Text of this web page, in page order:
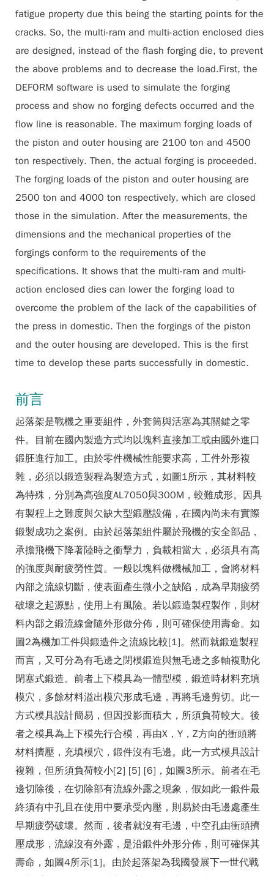
fatigue property due this being the starting points for the
cracks. So, the multi-ram and multi-action enclosed dies
are designed, instead of the flash forging die, to prevent
the above problems and to decrease the load.First, the
DEFORM software is used to simulate the forging
process and show no forging defects occurred and the
flow line is reasonable. The maximum forging loads of
the piston and outer housing are 2100 ton and 4500
ton respectively. Then, the actual forging is proceeded.
The forging loads of the piston and outer housing are
2500 ton and 4000 ton respectively, which are closed
those in the simulation. After the measurements, the
dimensions and the mechanical properties of the
forgings conform to the requirements of the
specifications. It shows that the multi-ram and multi-
action enclosed dies can lower the forging load to
overcome the problem of the lack of the capabilities of
the press in domestic. Then the forgings of the piston
and the outer housing are developed. This is the first
time to develop these parts successfully in domestic.
前言
起落架是戰機之重要組件，外套筒與活塞為其關鍵之零
件。目前在國內製造方式均以塊料直接加工或由國外進口
鍛胚進行加工。由於零件機械性能要求高，工件外形複
雜，必須以鍛造製程為製造方式，如圖1所示，其材料較
為特殊，分別為高強度AL7050與300M，較難成形。因具
有製程上之難度與欠缺大型鍛壓設備，在國內尚未有實際
鍛製成功之案例。由於起落架組件屬於飛機的安全部品，
承擔飛機下降著陸時之衝擊力，負載相當大，必須具有高
的強度與耐疲勞性質。一般以塊料做機械加工，會將材料
內部之流線切斷，使表面產生微小之缺陷，成為早期疲勞
破壞之起源點，使用上有風險。若以鍛造製程製作，則材
料內部之鍛流線會隨外形做分佈，則可確保使用壽命。如
圖2為機加工件與鍛造件之流線比較[1]。然而就鍛造製程
而言，又可分為有毛邊之閉模鍛造與無毛邊之多軸複動化
閉塞式鍛造。前者上下模具為一體型模，鍛造時材料充填
模穴，多餘材料溢出模穴形成毛邊，再將毛邊剪切。此一
方式模具設計簡易，但因投影面積大，所須負荷較大。後
者之模具為上下模先行合模，再由X，Y，Z方向的衝頭將
材料擠壓，充填模穴，鍛件沒有毛邊。此一方式模具設計
複雜，但所須負荷較小[2] [5] [6]，如圖3所示。前者在毛
邊切除後，在切除部有流線外露之現象，假如此一鍛件最
終須有中孔且在使用中要承受內壓，則易於由毛邊處產生
早期疲勞破壞。然而，後者就沒有毛邊，中空孔由衝頭擠
壓成形，流線沒有外露，是沿鍛件外形分佈，則可確保其
壽命，如圖4所示[1]。由於起落架為我國發展下一世代戰